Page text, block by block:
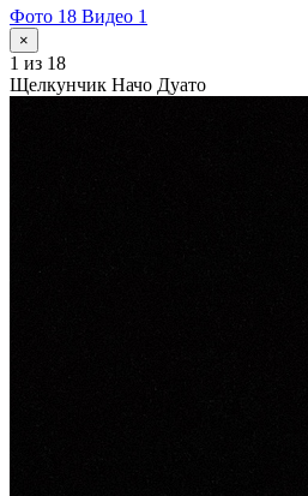
Фото 18 Видео 1
×
1 из 18
Щелкунчик Начо Дуато